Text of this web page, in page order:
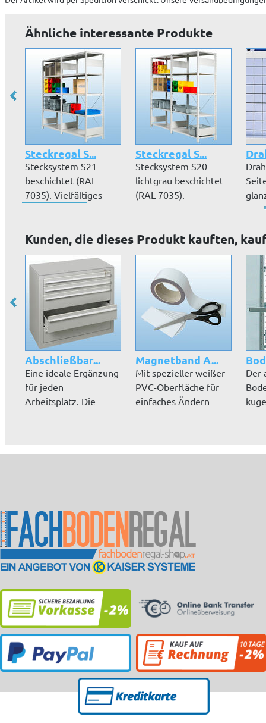
Ähnliche interessante Produkte
Steckregal S...
Stecksystem S21
beschichtet (RAL
7035). Vielfältiges
Steckregal S...
Stecksystem S20
lichtgrau beschichtet
(RAL 7035).
50
Kunden, die dieses Produkt kauften,
Abschließbar...
Eine ideale Ergänzung
für jeden
Arbeitsplatz. Die
Magnetband A...
Mit spezieller weißer
PVC-Oberfläche für
einfaches Ändern
Der